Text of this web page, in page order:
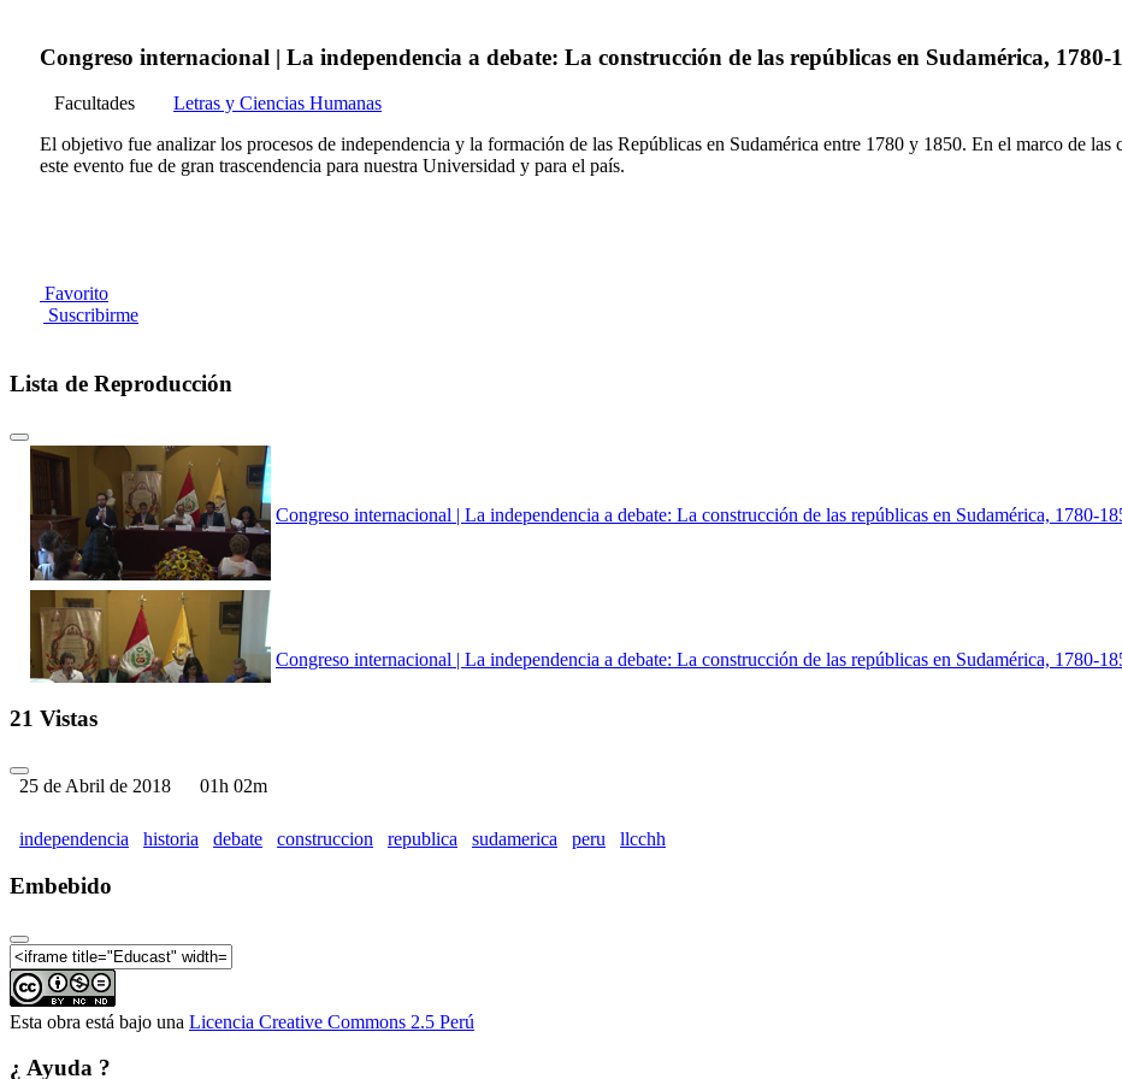
Congreso internacional | La independencia a debate: La construcción de las repúblicas en Sudamérica, 1780-
Facultades
Letras y Ciencias Humanas
El objetivo fue analizar los procesos de independencia y la formación de las Repúblicas en Sudamérica entre 1780 y 1850. En el marco de
este evento fue de gran trascendencia para nuestra Universidad y para el país.
Favorito
Suscribirme
Lista de Reproducción
Congreso internacional | La independencia a debate: La construcción de las repúblicas en Sudamérica, 1780-
Congreso internacional | La independencia a debate: La construcción de las repúblicas en Sudamérica, 1780-
21 Vistas
25 de Abril de 2018 01h 02m
independencia historia debate construccion republica sudamerica peru llcchh
Embebido
Esta obra está bajo una Licencia Creative Commons 2.5 Perú
¿ Ayuda ?